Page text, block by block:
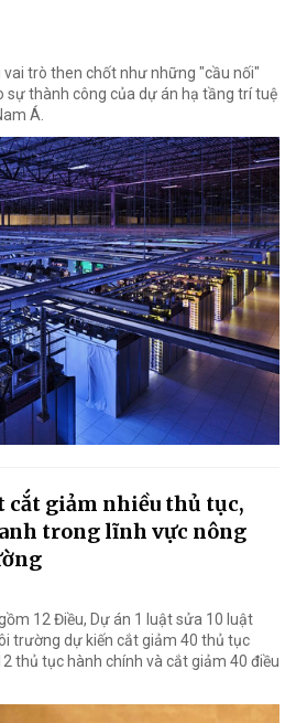
trò then chốt như những "cầu nối"
sự thành công của dự án hạ tầng trí tuệ
Á.
cắt giảm nhiều thủ tục,
trong lĩnh vực nông
12 Điều, Dự án 1 luật sửa 10 luật
trường dự kiến cắt giảm 40 thủ tục
thủ tục hành chính và cắt giảm 40 điều